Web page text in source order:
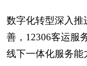
数字化转型深入推
善，12306客运服
线下一体化服务能